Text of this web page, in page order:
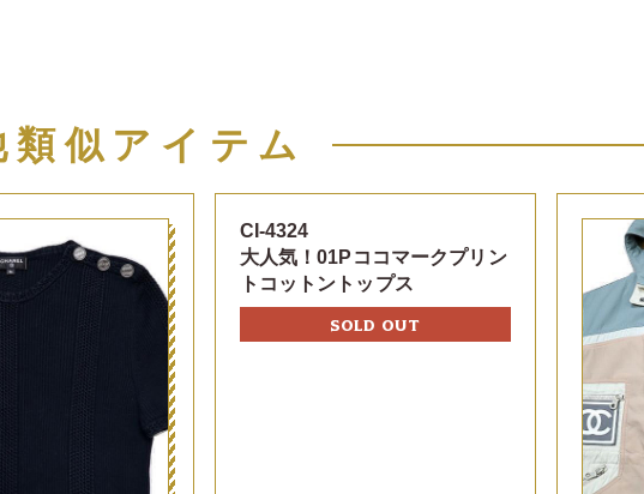
類似アイテム
CI-4324
大人気！01Pココマークプリン
トコットントップス
SOLD OUT